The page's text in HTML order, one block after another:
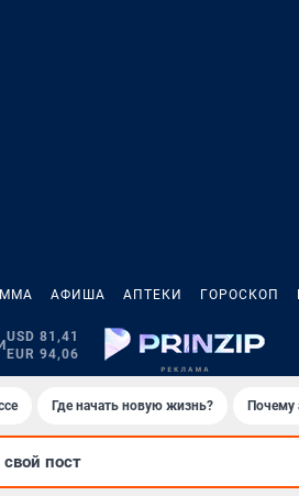
АФИША АПТЕКИ ГОРОСКОП
USD 81,41
EUR 94,06
Где начать новую жизнь? Почему
пост